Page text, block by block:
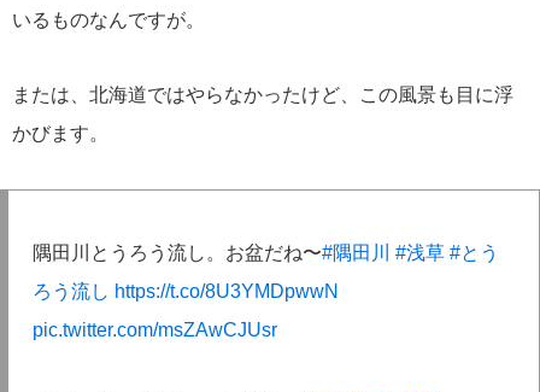
いるものなんですが。
または、北海道ではやらなかったけど、この風景も目に浮
かびます。
隅田川とうろう流し。お盆だね〜#隅田川 #浅草 #とう
ろう流し https://t.co/8U3YMDpwwN
pic.twitter.com/msZAwCJUsr